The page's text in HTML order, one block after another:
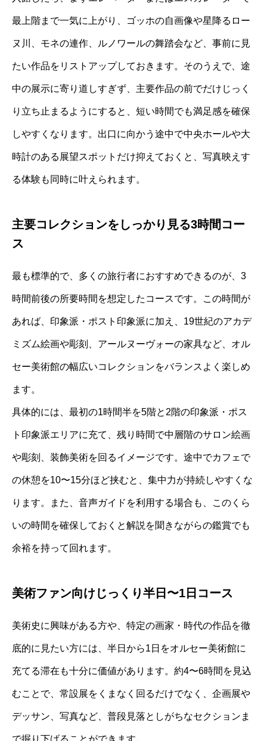
最上階まで一気に上がり、ゴッホの自画像や星降るロー
ヌ川、モネの連作、ルノワールの舞踏会など、事前に見
たい作品をリストアップしておきます。そのうえで、途
中の展示に寄り道しすぎず、主要作品の前でだけじっく
り立ち止まるようにすると、短い時間でも満足感を確保
しやすくなります。出口に向かう途中で中央ホールや大
時計のある展望スポットだけ抑えておくと、写真映えす
る体験も同時に叶えられます。
主要コレクションをしっかり見る3時間コー
ス
最も標準的で、多くの旅行者におすすめできるのが、3
時間前後の所要時間を想定したコースです。この時間が
あれば、印象派・ポスト印象派に加え、19世紀のアカデ
ミズム絵画や彫刻、アールヌーヴォーの家具など、オル
セー美術館の幅広いコレクションをバランスよく楽しめ
ます。
具体的には、最初の1時間半を5階と2階の印象派・ポス
ト印象派エリアに充て、残り時間で中層階のサロン絵画
や彫刻、装飾美術を回るイメージです。途中でカフェで
の休憩を10〜15分ほど挟むと、集中力が持続しやすくな
ります。また、音声ガイドを利用する場合も、このくら
いの時間を確保しておくと解説を聞きながらの鑑賞でも
余裕を持って回れます。
美術ファン向けじっくり半日〜1日コース
美術史に興味がある方や、特定の画家・時代の作品を徹
底的に見たい方には、半日から1日をオルセー美術館に
充てる滞在も十分に価値があります。約4〜6時間を見込
むことで、常設展をくまなく回るだけでなく、企画展や
デッサン、写真など、普段見落としがちなセクションま
で掘り下げることができます。